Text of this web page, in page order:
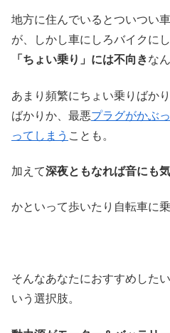
地方に住んでいるとついつい
が、しかし車にしろバイクにし
「ちょい乗り」には不向きな
あまり頻繁にちょい乗りばか
ばかりか、最悪プラグがかぶ
ってしまう ことも。
加えて深夜ともなれば音にも
かといって歩いたり自転車に
そんなあなたにおすすめした
いう選択肢。